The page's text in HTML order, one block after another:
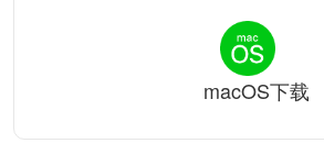
macOS下载